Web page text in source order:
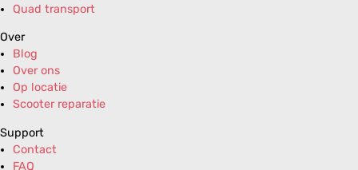
Quad transport
Over
Blog
Over ons
Op locatie
Scooter reparatie
Support
Contact
FAQ